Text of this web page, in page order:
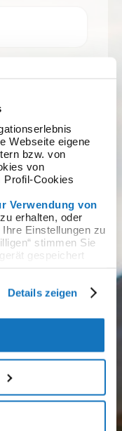
Webseite eigene
bzw. von
von
Profil-Cookies
Verwendung von
erhalten, oder
Ihre Einstellungen zu
stimmen Sie
gespeichert
Details zeigen
provider
gelesen
und Angebote